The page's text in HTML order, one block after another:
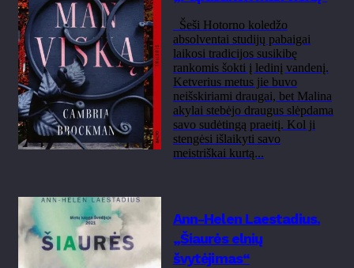
Šeši Hotorno koledžo
absolventai studijų pabaigai
laikosi tradicijos susikibę
rankomis šokti į ledinį vandenį.
Ketverius metus jie buvo
neišskiriami draugai, bet Malina
akylai stebėjo draugus slėpdama
savo sudėtingą praeitį. Kol ji
stengėsi išlaikyti savo
meistriškai kurtą...
Ann-Helen Laestadius.
„Šiaurės elnių
švytėjimas“